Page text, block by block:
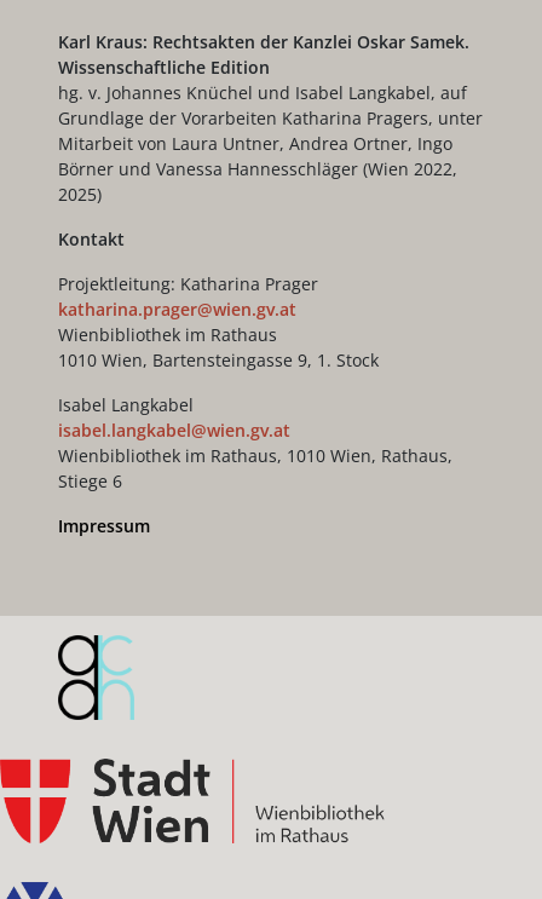
Karl Kraus: Rechtsakten der Kanzlei Oskar Samek.
Wissenschaftliche Edition
hg. v. Johannes Knüchel und Isabel Langkabel, auf
Grundlage der Vorarbeiten Katharina Pragers, unter
Mitarbeit von Laura Untner, Andrea Ortner, Ingo
Börner und Vanessa Hannesschläger (Wien 2022,
2025)
Kontakt
Projektleitung: Katharina Prager
katharina.prager@wien.gv.at
Wienbibliothek im Rathaus
1010 Wien, Bartensteingasse 9, 1. Stock
Isabel Langkabel
isabel.langkabel@wien.gv.at
Wienbibliothek im Rathaus, 1010 Wien, Rathaus,
Stiege 6
Impressum